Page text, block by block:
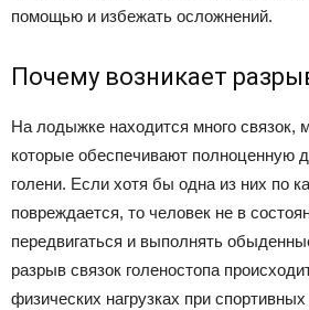
помощью и избежать осложнений.
Почему возникает
На лодыжке находится много
которые обеспечивают полноценную
голени. Если хотя бы одна из них по
повреждается, то человек не в
передвигаться и выполнять
разрыв связок голеностопа
физических нагрузках при